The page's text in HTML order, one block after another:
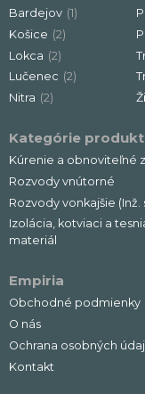
Bardejov (1)
Košice (2)
Lokca (2)
Lučenec (2)
Nitra (2)
Kategórie
Kúrenie a obnoviteľné
Rozvody vnútorné
Rozvody vonkajšie (Inž.
Izolácia, kotviaci a
materiál
Empiria
Obchodné podmienky
O nás
Ochrana osobných
Kontakt